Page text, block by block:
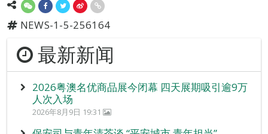
NEWS-1-5-256164
最新新闻
2026粤澳名优商品展今闭幕 四天展期吸引逾9万
人次入场
2026年8月9日 19:31